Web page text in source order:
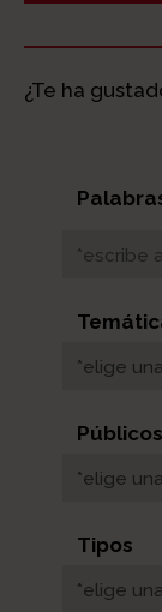
¿Te ha
*elige
Públicos
*elige
Tipos
*elige